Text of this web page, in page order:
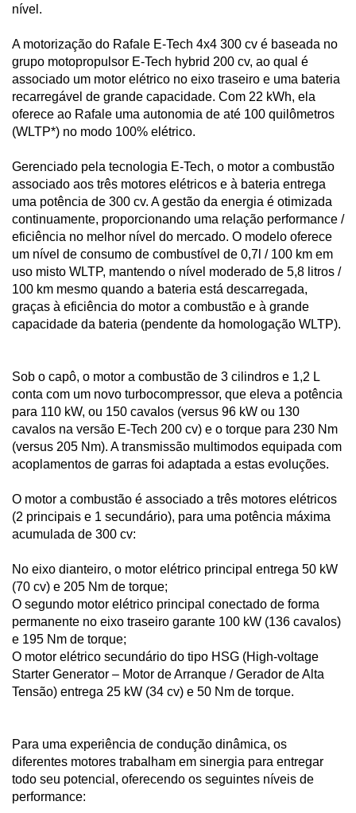
nível.
A motorização do Rafale E-Tech 4x4 300 cv é baseada no
grupo motopropulsor E-Tech hybrid 200 cv, ao qual é
associado um motor elétrico no eixo traseiro e uma bateria
recarregável de grande capacidade. Com 22 kWh, ela
oferece ao Rafale uma autonomia de até 100 quilômetros
(WLTP*) no modo 100% elétrico.
Gerenciado pela tecnologia E-Tech, o motor a combustão
associado aos três motores elétricos e à bateria entrega
uma potência de 300 cv. A gestão da energia é otimizada
continuamente, proporcionando uma relação performance /
eficiência no melhor nível do mercado. O modelo oferece
um nível de consumo de combustível de 0,7l / 100 km em
uso misto WLTP, mantendo o nível moderado de 5,8 litros /
100 km mesmo quando a bateria está descarregada,
graças à eficiência do motor a combustão e à grande
capacidade da bateria (pendente da homologação WLTP).
Sob o capô, o motor a combustão de 3 cilindros e 1,2 L
conta com um novo turbocompressor, que eleva a potência
para 110 kW, ou 150 cavalos (versus 96 kW ou 130
cavalos na versão E-Tech 200 cv) e o torque para 230 Nm
(versus 205 Nm). A transmissão multimodos equipada com
acoplamentos de garras foi adaptada a estas evoluções.
O motor a combustão é associado a três motores elétricos
(2 principais e 1 secundário), para uma potência máxima
acumulada de 300 cv:
No eixo dianteiro, o motor elétrico principal entrega 50 kW
(70 cv) e 205 Nm de torque;
O segundo motor elétrico principal conectado de forma
permanente no eixo traseiro garante 100 kW (136 cavalos)
e 195 Nm de torque;
O motor elétrico secundário do tipo HSG (High-voltage
Starter Generator – Motor de Arranque / Gerador de Alta
Tensão) entrega 25 kW (34 cv) e 50 Nm de torque.
Para uma experiência de condução dinâmica, os
diferentes motores trabalham em sinergia para entregar
todo seu potencial, oferecendo os seguintes níveis de
performance: